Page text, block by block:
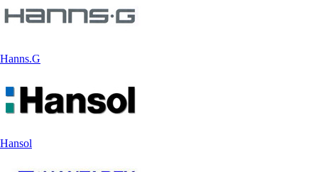
Hanns.G
Hansol